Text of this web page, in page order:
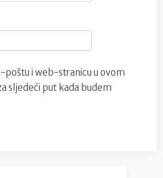
poštu i web-stranicu u ovom
sljedeći put kada budem